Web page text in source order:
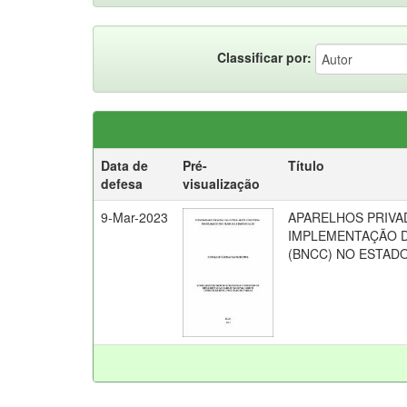
Classificar por:
Data de
defesa
Pré-
visualização
Título
9-Mar-2023
APARELHOS
IMPLEMENTAÇÃO
(BNCC) NO